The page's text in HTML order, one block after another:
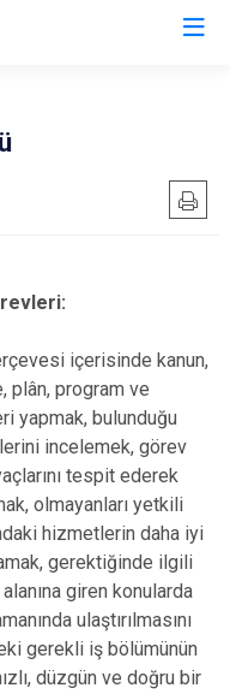
içerisinde kanun,
plân, program ve
yapmak, bulunduğu
incelemek, görev
tespit ederek
olmayanları yetkili
hizmetlerin daha iyi
gerektiğinde ilgili
giren konularda
ulaştırılmasını
gerekli iş bölümünün
düzgün ve doğru bir